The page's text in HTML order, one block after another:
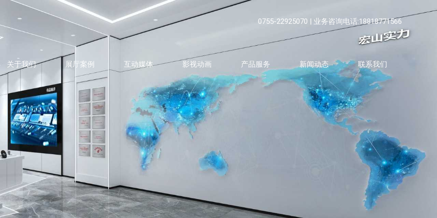
0755-22925070 | 业务咨询电话:18818771566
关于我们 展厅案例 互动媒体 影视动画 产品服务 新闻动态 联系我们